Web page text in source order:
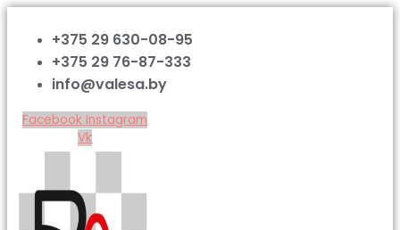
+375 29 630-08-95
+375 29 76-87-333
info@valesa.by
Facebook Instagram
Vk